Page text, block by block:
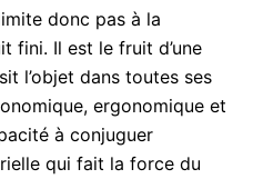
donc pas à la
fini. Il est le fruit d’une
l’objet dans toutes ses
ergonomique et
à conjuguer
qui fait la force du